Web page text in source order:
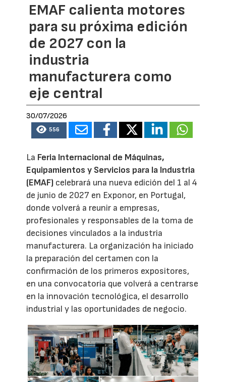
EMAF calienta motores
para su próxima edición
de 2027 con la
industria
manufacturera como
eje central
30/07/2026
556
La Feria Internacional de Máquinas,
Equipamientos y Servicios para la Industria
(EMAF) celebrará una nueva edición del 1 al 4
de junio de 2027 en Exponor, en Portugal,
donde volverá a reunir a empresas,
profesionales y responsables de la toma de
decisiones vinculados a la industria
manufacturera. La organización ha iniciado
la preparación del certamen con la
confirmación de los primeros expositores,
en una convocatoria que volverá a centrarse
en la innovación tecnológica, el desarrollo
industrial y las oportunidades de negocio.